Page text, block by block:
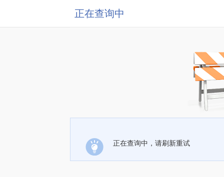
正在查询中
正在查询中，请刷新重试